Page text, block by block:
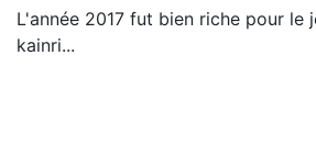
L'année 2017 fut bien riche pour le
kainri...